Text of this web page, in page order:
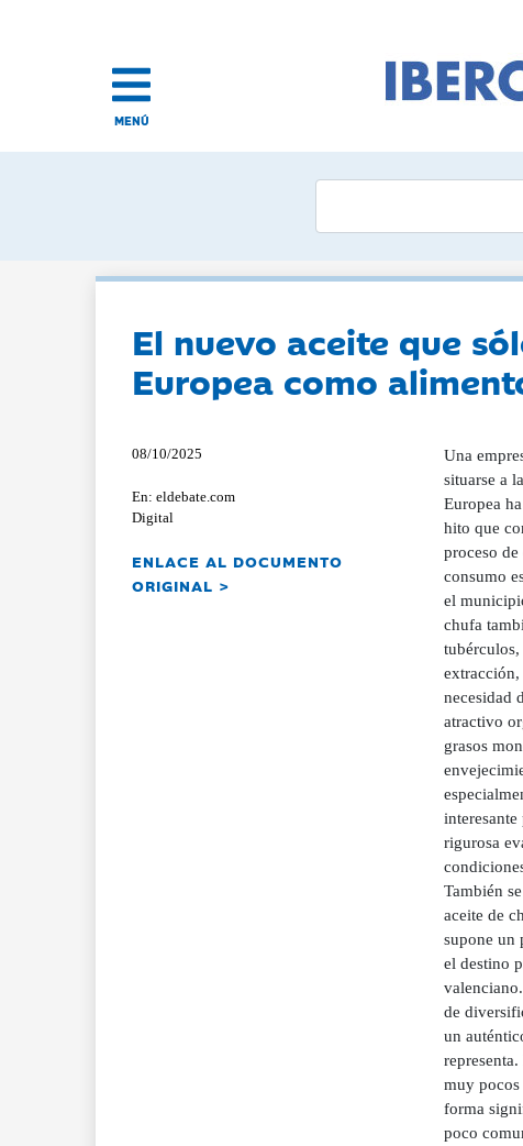
MENÚ
El nuevo aceite que
Europea como
08/10/2025
En: eldebate.com
Digital
ENLACE AL DOCUMENTO
ORIGINAL >
Una
situarse a
Europea
hito que
proceso
consumo
el
chufa
extracción,
necesidad
atractivo
grasos
rigurosa
También
aceite de
supone un
el destino
de
un
muy pocos
forma
poco